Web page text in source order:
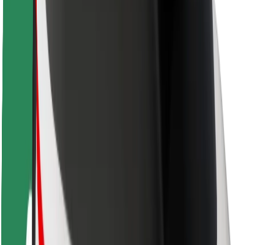
Mesta
Rešitve za mesto
Letališča
Bolt polnilne postaje
Pomoč
Za potnike
Za voznike